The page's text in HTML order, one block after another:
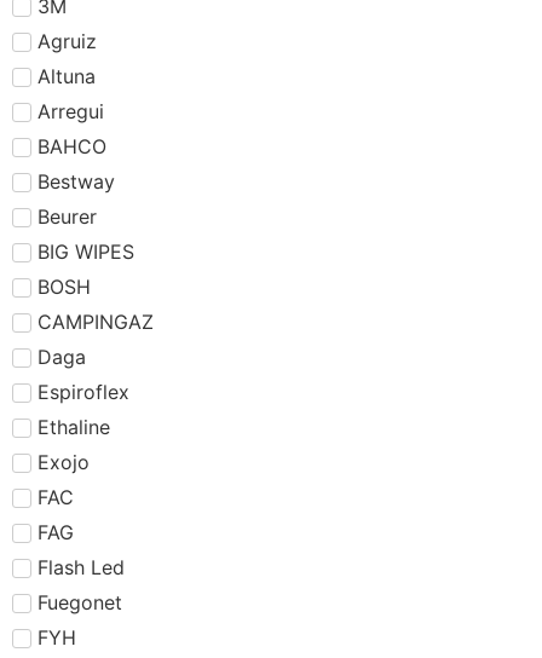
3M
Agruiz
Altuna
Arregui
BAHCO
Bestway
Beurer
BIG WIPES
BOSH
CAMPINGAZ
Daga
Espiroflex
Ethaline
Exojo
FAC
FAG
Flash Led
Fuegonet
FYH